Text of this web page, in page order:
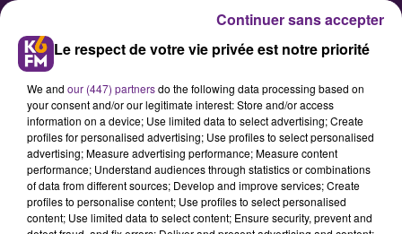
Lyhanna, surpopulation
carcérale, réalité administrative,
Le respect de votre vie privée est notre priorité
We and our (447) partnersdo the following data processing based on
your consent and/or our legitimate interest: Store and/or access
information on a device; Use limited data to select advertising; Create
profiles for personalised advertising; Use profiles to select personalised
advertising; Measure advertising performance; Measure content
performance; Understand audiences through statistics or combinations
of data from different sources; Develop and improve services; Create
profiles to personalise content; Use profiles to select personalised
content; Use limited data to select content; Ensure security, prevent and
Continuer sans accepter